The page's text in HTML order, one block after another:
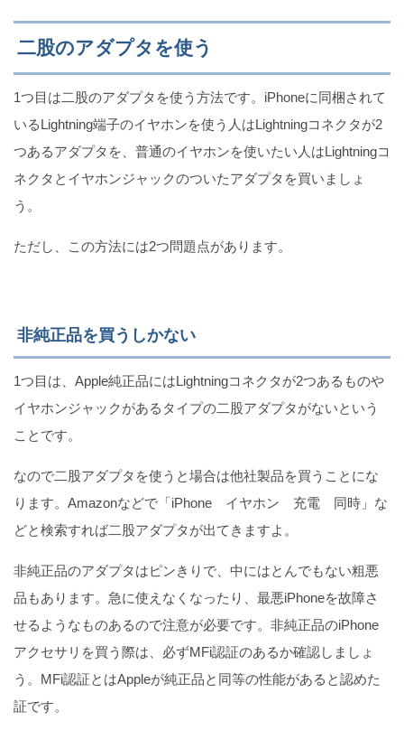
【Zoom】iPhoneでは複数人同時の画面共有は無理
【寝覚め爽快！】iPhoneで光だけアラームを設定す
る方法
iPhoneのバッテリーの持ちが悪い原因と対処法
Twitterで音声ツイートする方法とできない原因
（iPhone版）
iPhone版！Zoomで手を挙げる方法（参加者のみ）
二股のアダプタを使う
1つ目は二股のアダプタを使う方法です。iPhoneに同梱されて
いるLightning端子のイヤホンを使う人はLightningコネクタが2
つあるアダプタを、普通のイヤホンを使いたい人はLightningコ
ネクタとイヤホンジャックのついたアダプタを買いましょ
う。
ただし、この方法には2つ問題点があります。
非純正品を買うしかない
1つ目は、Apple純正品にはLightningコネクタが2つあるものや
イヤホンジャックがあるタイプの二股アダプタがないという
ことです。
なので二股アダプタを使うと場合は他社製品を買うことにな
ります。Amazonなどで「iPhone イヤホン 充電 同時」な
どと検索すれば二股アダプタが出てきますよ。
非純正品のアダプタはピンきりで、中にはとんでもない粗悪
品もあります。急に使えなくなったり、最悪iPhoneを故障さ
せるようなものあるので注意が必要です。非純正品のiPhone
アクセサリを買う際は、必ずMFi認証のあるか確認しましょ
う。MFi認証とはAppleが純正品と同等の性能があると認めた
証です。